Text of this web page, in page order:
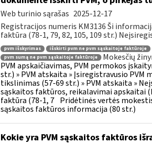
Web turinio sąrašas 2025-12-17
Registracijos numeris KM3136 Ši
faktūra (78-1, 79, 82, 105, 109 str.)
pvm išskyrimas išskirti pvm ne pvm sąskaitoje faktūroje
pvm sumą ne pvm sąskaitoje faktūroje
Mokesčių
PVM apskaičiavimas, PVM permokos
str.) » PVM atskaita » Įsiregistravusio PVM
tikslinimas (57-69 str.) » PVM atskaita »
sąskaitos faktūros, reikalavimai apskaitai
faktūra (78-1, 7 Pridėtinės vertės
sąskaitos faktūros informacija (80 str.)
Kokie yra PVM sąskaitos faktūros